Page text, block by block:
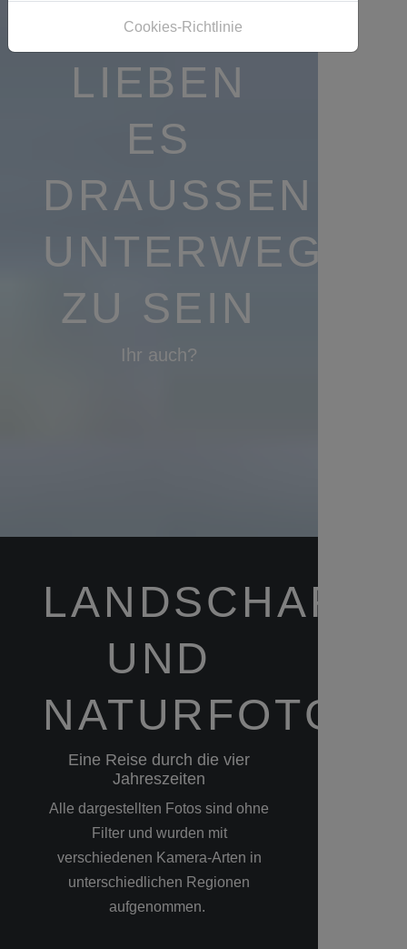
WIR
LIEBEN
ES
DRAUSSEN U
NTERWEGS Z
U SEIN
Ihr auch?
UND
Eine Reise durch die vier
Jahreszeiten
Alle dargestellten Fotos sind ohne
Filter und wurden mit
verschiedenen Kamera-Arten in
unterschiedlichen Regionen
aufgenommen.
Cookies-Richtlinie